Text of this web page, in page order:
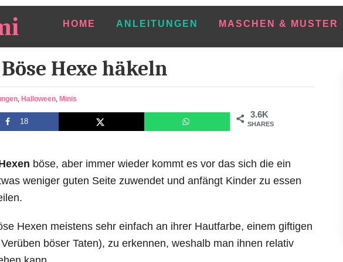
HOME ANLEITUNGEN MASCHEN & MUSTER
Hexe häkeln
, Halloween, Minis
3.6K
SHARES
18
böse, aber immer wieder kommt es vor das sich die ein
weniger guten Seite zuwendet und anfängt Kinder zu essen
Hexen meistens sehr einfach an ihrer Hautfarbe, einem giftigen
böser Taten), zu erkennen, weshalb man ihnen relativ